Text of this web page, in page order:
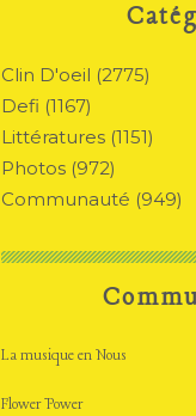
Clin D'oeil (2775)
Defi (1167)
Littératures (1151)
Photos (972)
Communauté (949)
La musique en Nous
Flower Power